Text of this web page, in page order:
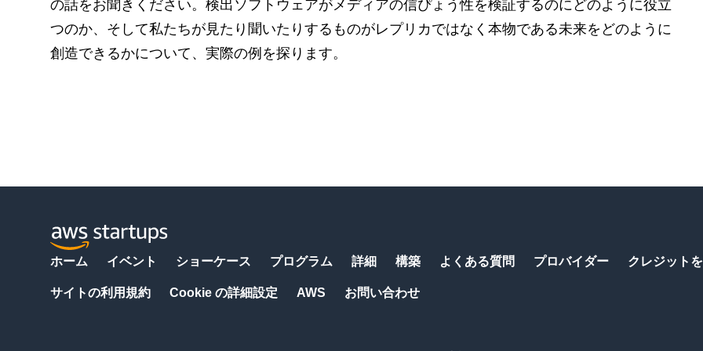
の話をお聞きください。検出ソフトウェアがメディアの信ぴょう性を検証するのにどのように役立
つのか、そして私たちが見たり聞いたりするものがレプリカではなく本物である未来をどのように
創造できるかについて、実際の例を探ります。
ホーム イベント ショーケース プログラム 詳細 構築 よくある質問 プロバイダー クレジット
サイトの利用規約 Cookie の詳細設定 AWS お問い合わせ